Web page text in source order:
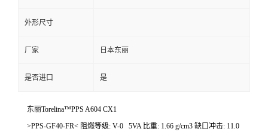
外形尺寸
厂家 日本东丽
是否进口 是
东丽Torelina™PPS A604 CX1
>PPS-GF40-FR< 阻燃等级: V-0 5VA 比重: 1.66 g/cm3 缺口冲击: 11.0